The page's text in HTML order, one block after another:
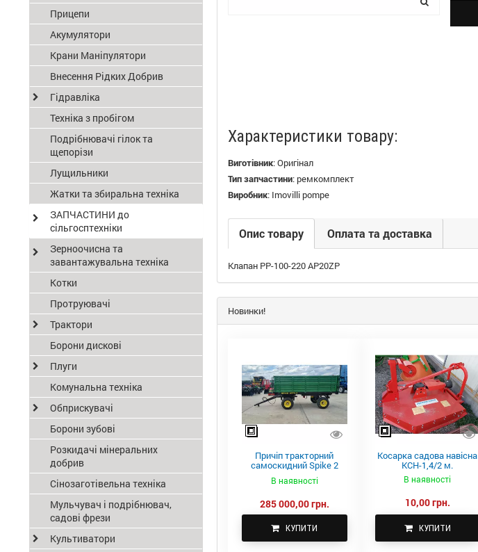
Характеристики товару:
Виготівник:Оригінал
Тип запчастини: ремкомплект
Виробник: Imovilli pompe
Опис товару Оплата та доставка
Клапан РР-100-220 AP20ZP
Новинки!
Причіп тракторний
самоскидний Spike 2
В наявності
285 000,00 грн.
КУПИТИ
Косарка садова навісна
КСН-1,4/2 м.
В наявності
10,00 грн.
КУПИТИ
Прицепи
Акумулятори
Крани Маніпулятори
Внесення Рідких Добрив
Гідравліка
Техніка з пробігом
Подрібнювачі гілок та
щепорізи
Лущильники
Жатки та збиральна техніка
ЗАПЧАСТИНИ до
сільгосптехніки
Зерноочисна та
завантажувальна техніка
Котки
Протруювачі
Трактори
Борони дискові
Плуги
Комунальна техніка
Обприскувачі
Борони зубові
Розкидачі мінеральних
добрив
Сінозаготівельна техніка
Мульчувач і подрібнювач,
садові фрези
Культиватори